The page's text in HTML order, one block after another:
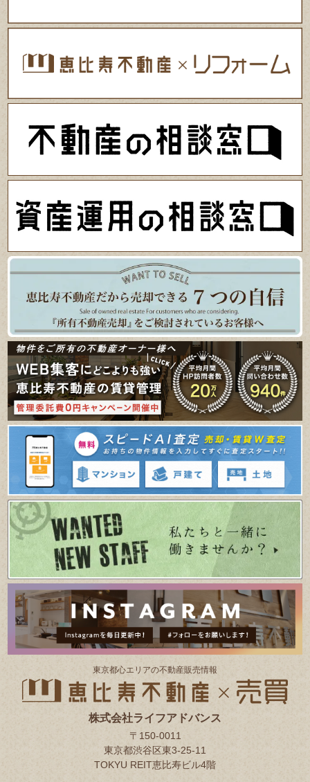
東京都⼼エリアの不動産販売情報
株式会社ライフアドバンス
〒150-0011
東京都渋谷区東3-25-11
TOKYU REIT恵比寿ビル4階